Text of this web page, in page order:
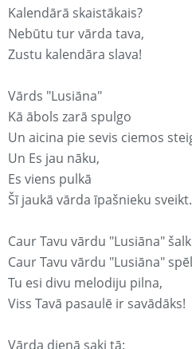
Kalendārā skaistākais?
Nebūtu tur vārda tava,
Zustu kalendāra slava!
Vārds "Lusiāna"
Kā ābols zarā spulgo
Un aicina pie sevis ciemos
Un Es jau nāku,
Es viens pulkā
Šī jaukā vārda īpašnieku sveikt.
Caur Tavu vārdu "Lusiāna"
Caur Tavu vārdu "Lusiāna"
Tu esi divu melodiju pilna,
Viss Tavā pasaulē ir savādāks!
Vārda dienā saki tā: